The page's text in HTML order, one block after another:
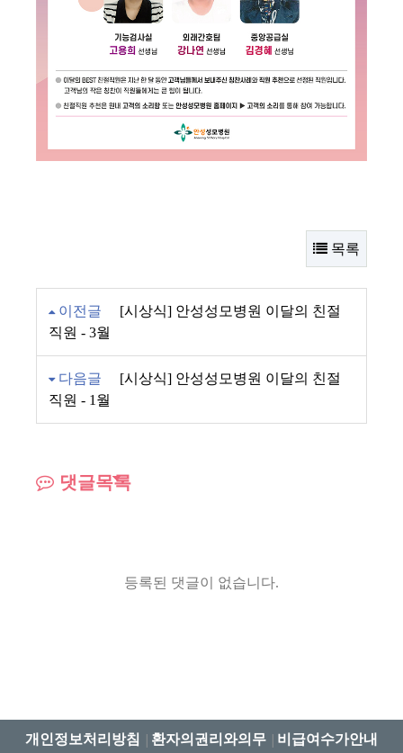
목록
이전글
[시상식] 안성성모병원 이달의 친절
직원 - 3월
다음글
[시상식] 안성성모병원 이달의 친절
직원 - 1월
댓글목록
등록된 댓글이 없습니다.
개인정보처리방침 환자의권리와의무 비급여수가안내